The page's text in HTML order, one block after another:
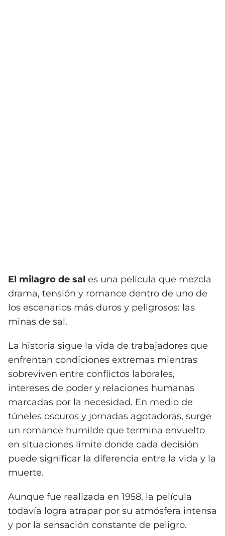
El milagro de sal es una película que mezcla
drama, tensión y romance dentro de uno de
los escenarios más duros y peligrosos: las
minas de sal.
La historia sigue la vida de trabajadores que
enfrentan condiciones extremas mientras
sobreviven entre conflictos laborales,
intereses de poder y relaciones humanas
marcadas por la necesidad. En medio de
túneles oscuros y jornadas agotadoras, surge
un romance humilde que termina envuelto
en situaciones límite donde cada decisión
puede significar la diferencia entre la vida y la
muerte.
Aunque fue realizada en 1958, la película
todavía logra atrapar por su atmósfera intensa
y por la sensación constante de peligro.